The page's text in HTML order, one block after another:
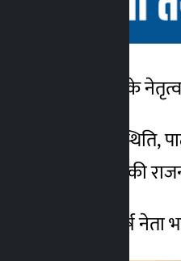
शेर बहादुर देउबा के
ताजा राजनीतिक स्थिति,
और भविष्य की
देउबा के करीबी शीर्ष